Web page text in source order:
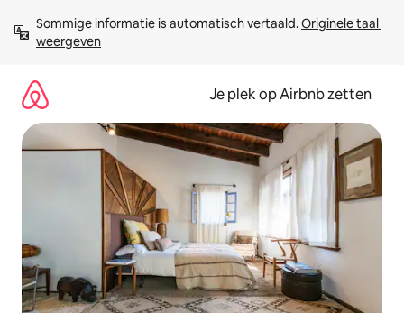
direct
naar
Sommige informatie is automatisch vertaald. Originele taal
weergeven
Je plek op Airbnb zetten